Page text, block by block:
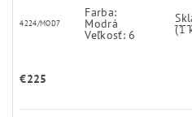
4224/MOD7
Farba:
Modrá
Veľkosť: 6 (1
€225